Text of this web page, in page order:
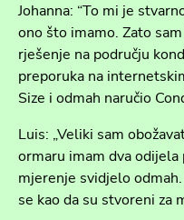
Johanna: “To mi je
ono što imamo. Zato
rješenje na području
preporuka na
Size i odmah naručio
Luis: „Veliki sam
ormaru imam dva odijela
mjerenje svidjelo
se kao da su stvoreni za